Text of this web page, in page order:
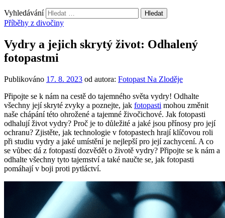
Vyhledávání
Příběhy z divočiny
Vydry a jejich skrytý život: Odhalený
fotopastmi
Publikováno 17. 8. 2023 od autora: Fotopast Na Zloděje
Připojte se k nám na cestě do tajemného světa vydry! Odhalte
všechny její skryté zvyky a poznejte, jak fotopasti mohou změnit
naše chápání této ohrožené a tajemné živočichové. Jak fotopasti
odhalují život vydry? Proč je to důležité a jaké jsou přínosy pro její
ochranu? Zjistěte, jak technologie v fotopastech hrají klíčovou roli
při studiu vydry a jaké umístění je nejlepší pro její zachycení. A co
se vůbec dá z fotopastí dozvědět o životě vydry? Připojte se k nám a
odhalte všechny tyto tajemství a také naučte se, jak fotopasti
pomáhají v boji proti pytláctví.